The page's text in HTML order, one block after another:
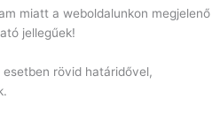
miatt a weboldalunkon megjelenő
jellegűek!
rövid határidővel,